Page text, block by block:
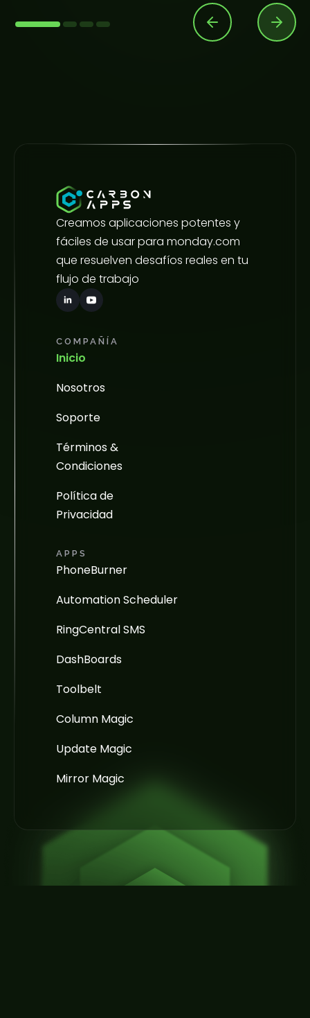
Creamos aplicaciones potentes y
fáciles de usar para monday.com
que resuelven desafíos reales en tu
flujo de trabajo
COMPAÑÍA
Inicio
Nosotros
Soporte
Términos &
Condiciones
Política de
Privacidad
APPS
PhoneBurner
Automation Scheduler
RingCentral SMS
DashBoards
Toolbelt
Column Magic
Update Magic
Mirror Magic